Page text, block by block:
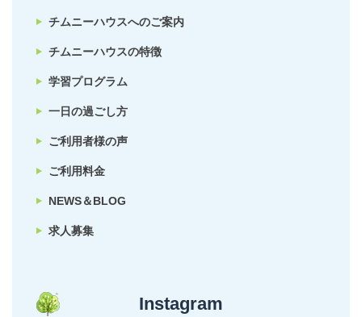
チムニーハウスへのご案内
チムニーハウスの特徴
学習プログラム
一日の過ごし方
ご利用者様の声
ご利用料金
NEWS＆BLOG
求人募集
Instagram